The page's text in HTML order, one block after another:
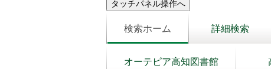
検索ホーム 詳細検索
オーテピア高知図書館